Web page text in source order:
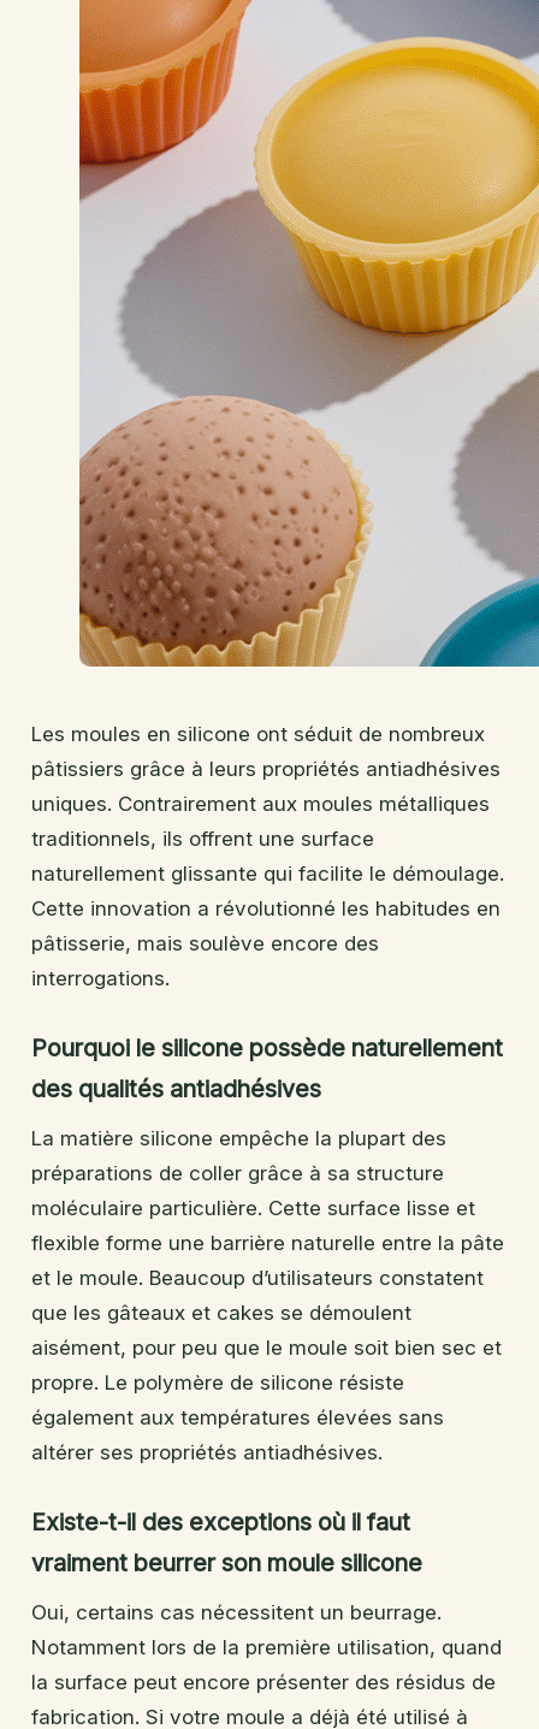
Les moules en silicone ont séduit de nombreux
pâtissiers grâce à leurs propriétés antiadhésives
uniques. Contrairement aux moules métalliques
traditionnels, ils offrent une surface
naturellement glissante qui facilite le démoulage.
Cette innovation a révolutionné les habitudes en
pâtisserie, mais soulève encore des
interrogations.
Pourquoi le silicone possède naturellement
des qualités antiadhésives
La matière silicone empêche la plupart des
préparations de coller grâce à sa structure
moléculaire particulière. Cette surface lisse et
flexible forme une barrière naturelle entre la pâte
et le moule. Beaucoup d’utilisateurs constatent
que les gâteaux et cakes se démoulent
aisément, pour peu que le moule soit bien sec et
propre. Le polymère de silicone résiste
également aux températures élevées sans
altérer ses propriétés antiadhésives.
Existe-t-il des exceptions où il faut
vraiment beurrer son moule silicone
Oui, certains cas nécessitent un beurrage.
Notamment lors de la première utilisation, quand
la surface peut encore présenter des résidus de
fabrication. Si votre moule a déjà été utilisé à